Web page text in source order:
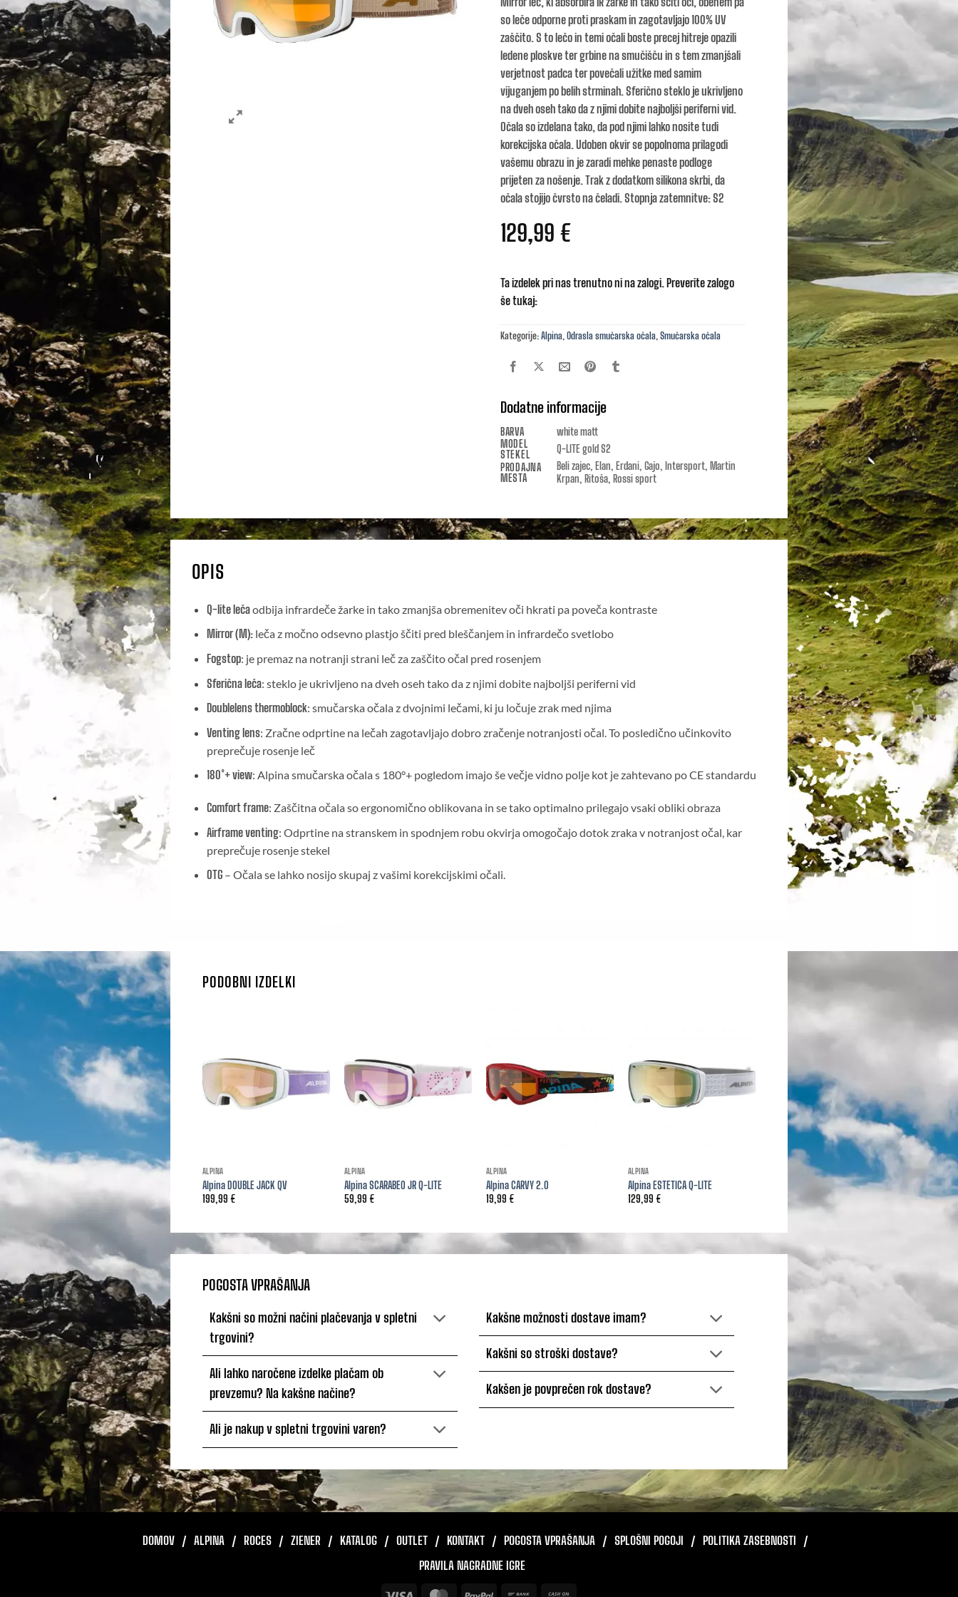
so leče odporne proti praskam in zagotavljajo 100% UV
zaščito. S to lečo in temi očali boste precej hitreje opazili
ledene ploskve ter grbine na smučišču in s tem zmanjšali
verjetnost padca ter povečali užitke med samim
vijuganjem po belih strminah. Sferično steklo je ukrivljeno
na dveh oseh tako da z njimi dobite najboljši periferni vid.
Očala so izdelana tako, da pod njimi lahko nosite tudi
korekcijska očala. Udoben okvir se popolnoma prilagodi
vašemu obrazu in je zaradi mehke penaste podloge
prijeten za nošenje. Trak z dodatkom silikona skrbi, da
očala stojijo čvrsto na čeladi. Stopnja zatemnitve: S2
129,99 €
Ta izdelek pri nas trenutno ni na zalogi. Preverite zalogo
še tukaj:
Kategorije:Alpina Odrasla smučarska očala Smučarska očala
Dodatne informacije
BARVA
white matt
MODEL
STEKEL
Q-LITE gold S2
PRODAJNA
MESTA
Beli zajec, Elan, Erdani, Gajo, Intersport, Martin
Krpan, Ritoša, Rossi sport
OPIS
Q-lite lečaodbija infrardeče žarke in tako zmanjša obremenitev oči hkrati pa poveča kontraste
Mirror (M): leča z močno odsevno plastjo ščiti pred bleščanjem in infrardečo svetlobo
Fogstop: je premaz na notranji strani leč za zaščito očal pred rosenjem
Sferična leča: steklo je ukrivljeno na dveh oseh tako da z njimi dobite najboljši periferni vid
Doublelens thermoblock: smučarska očala z dvojnimi lečami, ki ju ločuje zrak med njima
Venting lens: Zračne odprtine na lečah zagotavljajo dobro zračenje notranjosti očal. To posledično učinkovito
preprečuje rosenje leč
180°+ view: Alpina smučarska očala s 180°+ pogledom imajo še večje vidno polje kot je zahtevano po CE standardu
Comfort frame: Zaščitna očala so ergonomično oblikovana in se tako optimalno prilegajo vsaki obliki obraza
Airframe venting: Odprtine na stranskem in spodnjem robu okvirja omogočajo dotok zraka v notranjost očal, kar
preprečuje rosenje stekel
OTG – Očala se lahko nosijo skupaj z vašimi korekcijskimi očali.
PODOBNI IZDELKI
ALPINA
Alpina DOUBLE JACK QV
199,99 €
ALPINA
Alpina SCARABEO JR Q-LITE
59,99 €
ALPINA
Alpina CARVY 2.0
19,99 €
ALPINA
Alpina ESTETICA Q-LITE
129,99 €
POGOSTA VPRAŠANJA
Kakšni so možni načini plačevanja v spletni
trgovini?
Ali lahko naročene izdelke plačam ob
prevzemu? Na kakšne načine?
Ali je nakup v spletni trgovini varen?
Kakšne možnosti dostave imam?
Kakšni so stroški dostave?
Kakšen je povprečen rok dostave?
DOMOV ALPINA ROCES ZIENER KATALOG OUTLET KONTAKT POGOSTA VPRAŠANJA SPLOŠNI POGOJI
POLITIKA ZASEBNOSTI
PRAVILA NAGRADNE IGRE
Visa MasterCardPayPal Bank